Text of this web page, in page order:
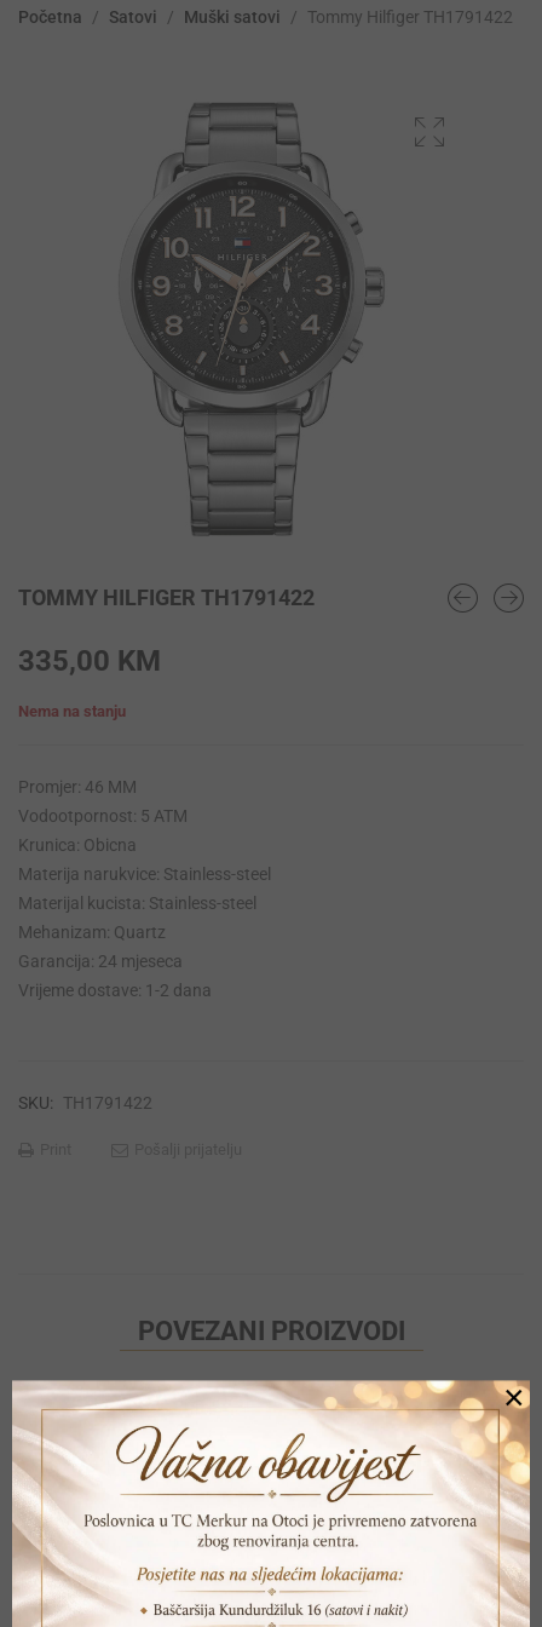
Početna / Satovi / Muški satovi / Tommy Hilfiger TH1791422
TOMMY HILFIGER TH1791422
335,00 KM
Nema na stanju
Promjer: 46 MM
Vodootpornost: 5 ATM
Krunica: Obicna
Materija narukvice: Stainless-steel
Materijal kucista: Stainless-steel
Mehanizam: Quartz
Garancija: 24 mjeseca
Vrijeme dostave: 1-2 dana
SKU: TH1791422
POVEZANI PROIZVODI
×